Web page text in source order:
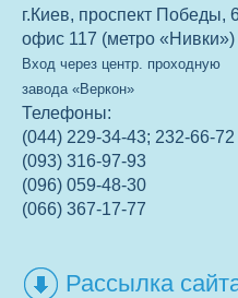
г.Киев, проспект Победы,
офис 117 (метро «Нивки»)
Вход через центр. проходную
завода «Веркон»
Телефоны:
(044) 229-34-43; 232-66-72
(093) 316-97-93
(096) 059-48-30
(066) 367-17-77
Рассылка